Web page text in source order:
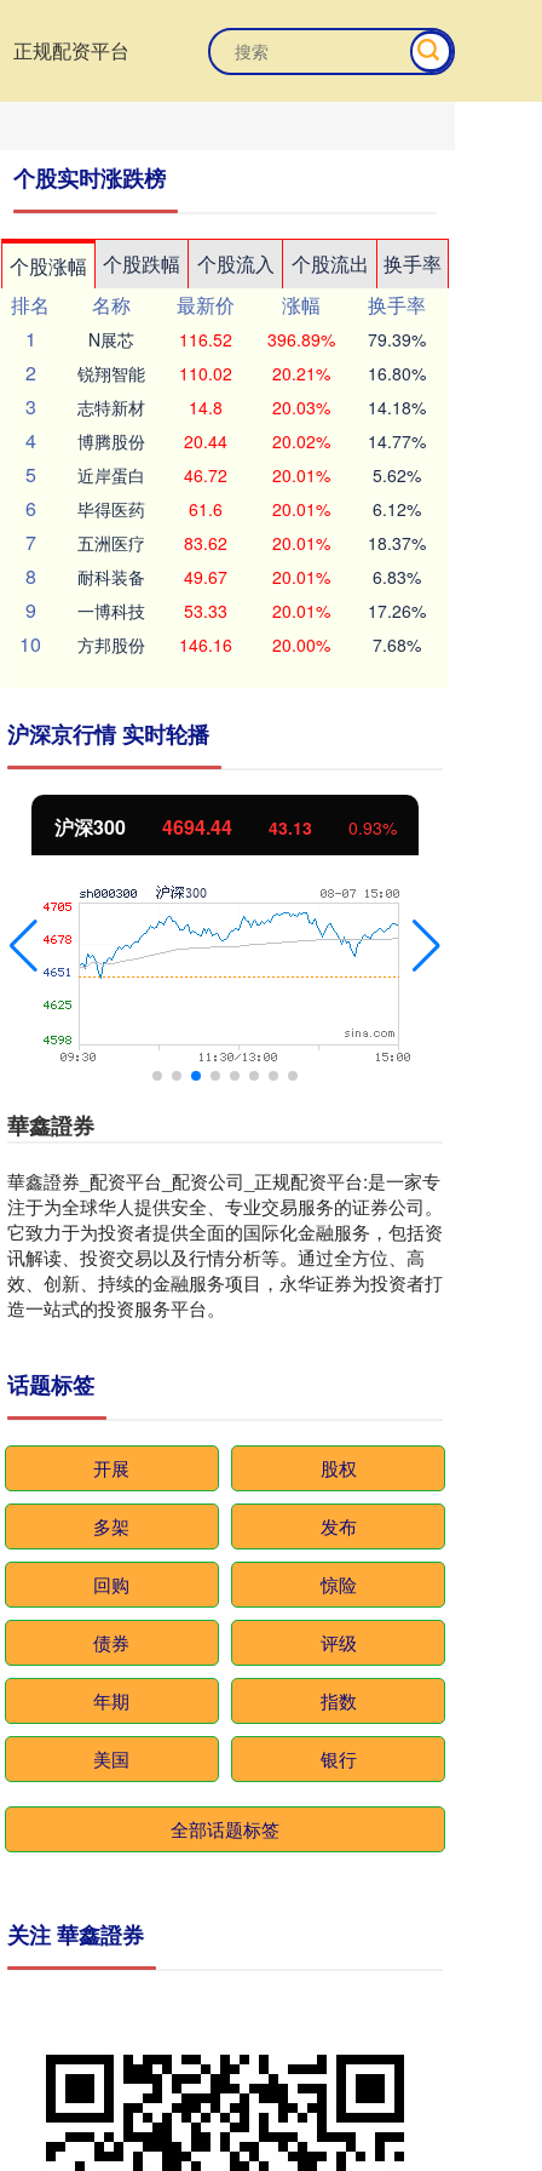
正规配资平台
个股实时涨跌榜
个股涨幅 个股跌幅 个股流入 个股流出
换手率
排名
名称 最新价 涨幅
换手率
1
N展芯 116.52 396.89% 79.39%
2 锐翔智能 110.02 20.21% 16.80%
3 志特新材 14.8 20.03% 14.18%
4 博腾股份 20.44 20.02% 14.77%
5 近岸蛋白 46.72 20.01% 5.62%
6 毕得医药 61.6 20.01% 6.12%
7 五洲医疗 83.62 20.01% 18.37%
8 耐科装备 49.67 20.01% 6.83%
9 一博科技 53.33 20.01% 17.26%
10 方邦股份 146.16 20.00% 7.68%
沪深京行情 实时轮播
北证50 1134.24 11.37 1.01%
華鑫證券
華鑫證券_配资平台_配资公司_正规配资平台:是一家专
注于为全球华人提供安全、专业交易服务的证券公司。
它致力于为投资者提供全面的国际化金融服务，包括资
讯解读、投资交易以及行情分析等。通过全方位、高
效、创新、持续的金融服务项目，永华证券为投资者打
造一站式的投资服务平台。
话题标签
开展 股权
多架 发布
回购 惊险
债券 评级
年期 指数
美国 银行
全部话题标签
关注 華鑫證券